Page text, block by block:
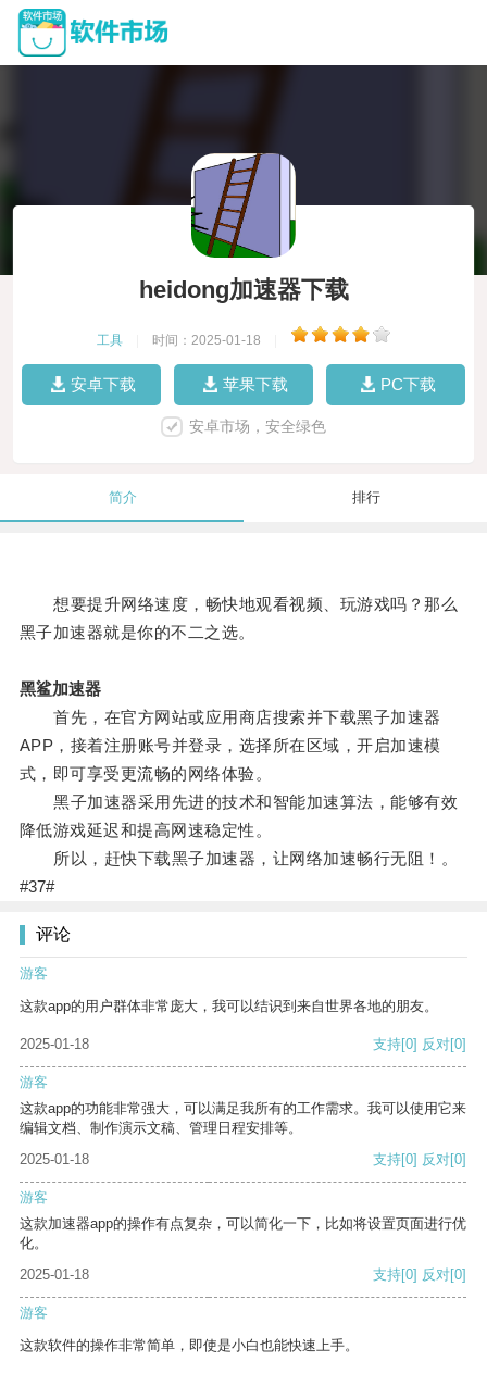
heidong加速器下载
工具 时间：2025-01-18
安卓下载 苹果下载 PC下载
安卓市场，安全绿色
简介 排行
想要提升网络速度，畅快地观看视频、玩游戏吗？那么
黑子加速器就是你的不二之选。
黑鲨加速器
首先，在官方网站或应用商店搜索并下载黑子加速器
APP，接着注册账号并登录，选择所在区域，开启加速模
式，即可享受更流畅的网络体验。
黑子加速器采用先进的技术和智能加速算法，能够有效
降低游戏延迟和提高网速稳定性。
所以，赶快下载黑子加速器，让网络加速畅行无阻！。
#37#
评论
游客
这款app的用户群体非常庞大，我可以结识到来自世界各地的朋友。
2025-01-18 支持[0] 反对[0]
游客
这款app的功能非常强大，可以满足我所有的工作需求。我可以使用它来
编辑文档、制作演示文稿、管理日程安排等。
2025-01-18
支持[0] 反对[0]
游客
这款加速器app的操作有点复杂，可以简化一下，比如将设置页面进行优
化。
2025-01-18
支持[0] 反对[0]
游客
这款软件的操作非常简单，即使是小白也能快速上手。